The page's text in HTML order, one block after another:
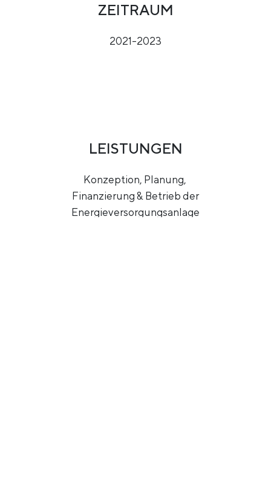
ZEITRAUM
2021-2023
LEISTUNGEN
Konzeption, Planung,
Finanzierung & Betrieb der
Energieversorgungsanlage